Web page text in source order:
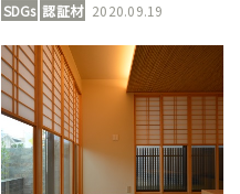
SDGs 認証材 2020.09.19